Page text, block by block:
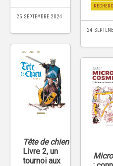
25 SEPTEMBRE 2024
24
Tête de chien
Livre 2, un
tournoi aux